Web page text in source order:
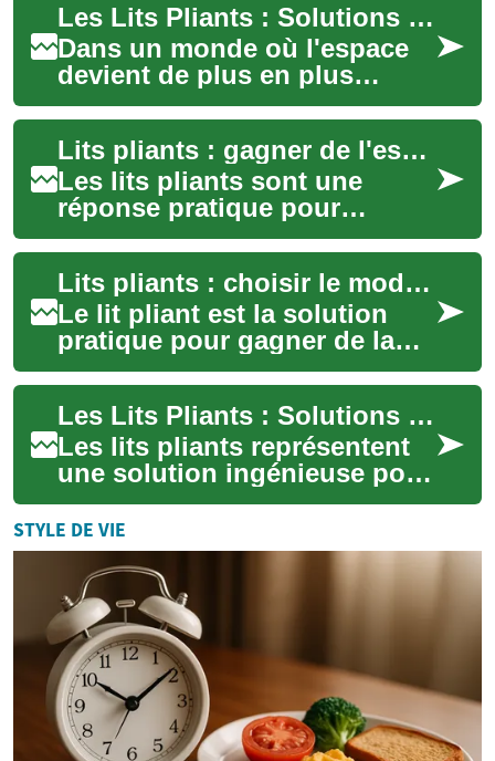
Les Lits Pliants : Solutions Pratiques pour Optimiser l'Espace dans Votre Logement
Dans un monde où l'espace
devient de plus en plus
précieux, particulièrement en
milieu urbain, les lits pliants
repré...
Lits pliants : gagner de l'espace dans les petits logements
Les lits pliants sont une
réponse pratique pour
optimiser l'espace des petits
logements. Polyvalents et
souvent esthé...
Lits pliants : choisir le modèle idéal pour votre espace
Le lit pliant est la solution
pratique pour gagner de la
place sans sacrifier le
confort. Découvrez comment
évaluer l...
Les Lits Pliants : Solutions Intelligentes pour Optimiser l'Espace
Les lits pliants représentent
une solution ingénieuse pour
maximiser l'espace dans les
petits logements. Ces
meubles ...
STYLE DE VIE